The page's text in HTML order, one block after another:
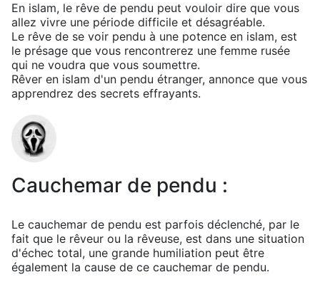
En islam, le rêve de pendu peut vouloir dire que vous
allez vivre une période difficile et désagréable.
Le rêve de se voir pendu à une potence en islam, est
le présage que vous rencontrerez une femme rusée
qui ne voudra que vous soumettre.
Rêver en islam d'un pendu étranger, annonce que vous
apprendrez des secrets effrayants.
Cauchemar de pendu :
Le cauchemar de pendu est parfois déclenché, par le
fait que le rêveur ou la rêveuse, est dans une situation
d'échec total, une grande humiliation peut être
également la cause de ce cauchemar de pendu.